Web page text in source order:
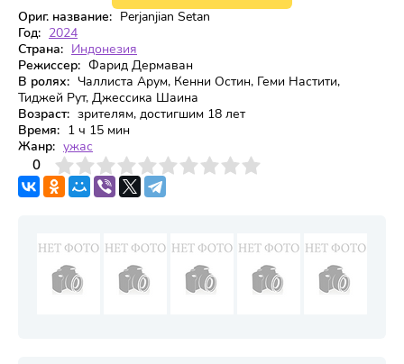
Ориг. название: Perjanjian Setan
Год: 2024
Страна: Индонезия
Режиссер: Фарид Дермаван
В ролях: Чаллиста Арум, Кенни Остин, Геми Настити,
Тиджей Рут, Джессика Шаина
Возраст: зрителям, достигшим 18 лет
Время: 1 ч 15 мин
Жанр: ужас
0
4 6 7 8 9 10